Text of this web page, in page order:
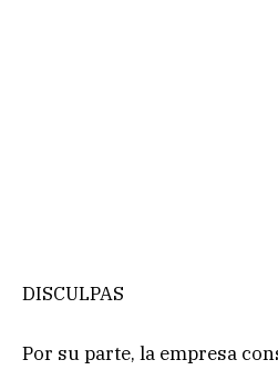
DISCULPAS
Por su parte, la empresa